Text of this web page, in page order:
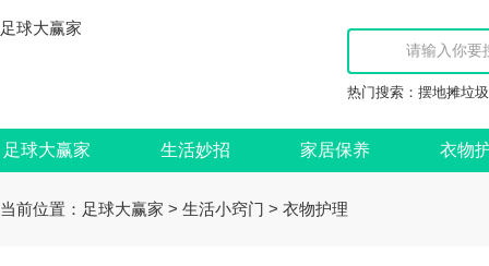
足球大赢家
热门搜索： 摆地摊垃
足球大赢家 生活妙招 家居保养 衣物
当前位置： 足球大赢家 > 生活小窍门 > 衣物护理